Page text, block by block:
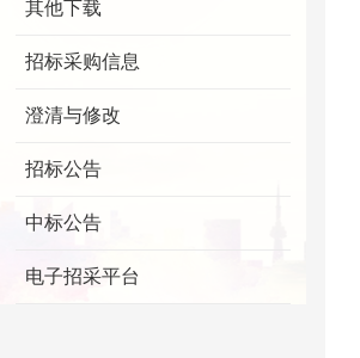
其他下载
招标采购信息
澄清与修改
招标公告
中标公告
电子招采平台